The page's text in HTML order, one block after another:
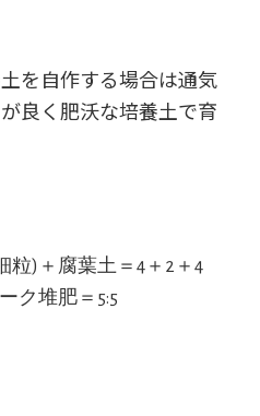
を自作する場合は通気
良く肥沃な培養土で育
粒)＋腐葉土＝4＋2＋4
ク堆肥＝5:5